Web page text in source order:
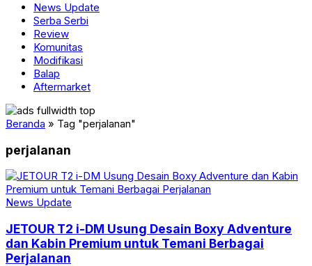
News Update
Serba Serbi
Review
Komunitas
Modifikasi
Balap
Aftermarket
Beranda » Tag "perjalanan"
perjalanan
News Update
JETOUR T2 i-DM Usung Desain Boxy Adventure
dan Kabin Premium untuk Temani Berbagai
Perjalanan